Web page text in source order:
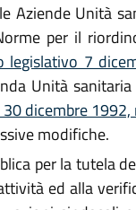
Aziende Unità
per il
legislativo 7
Unità
dicembre 1992,
modifiche.
per la tutela
ed alla